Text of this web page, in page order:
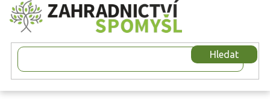
Přejít
na
obsah
Hledat